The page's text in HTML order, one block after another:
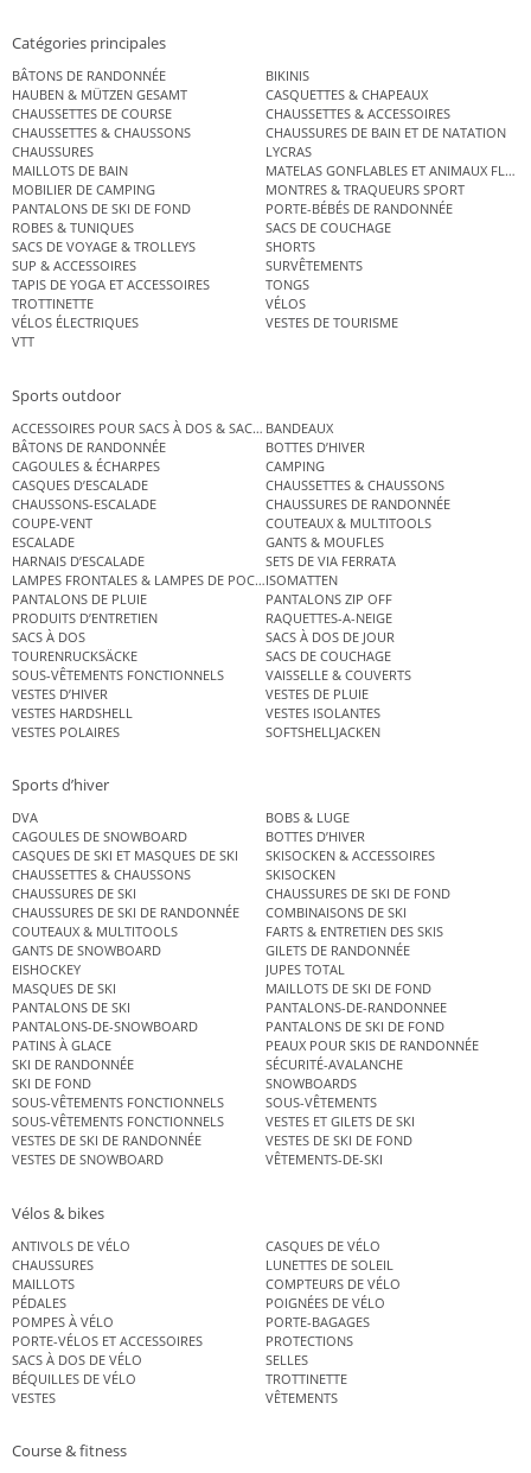
Catégories principales
BÂTONS DE RANDONNÉE
BIKINIS
HAUBEN & MÜTZEN GESAMT
CASQUETTES & CHAPEAUX
CHAUSSETTES DE COURSE
CHAUSSETTES & ACCESSOIRES
CHAUSSETTES & CHAUSSONS
CHAUSSURES DE BAIN ET DE NATATION
CHAUSSURES
LYCRAS
MAILLOTS DE BAIN
MATELAS GONFLABLES ET ANIMAUX
MOBILIER DE CAMPING
MONTRES & TRAQUEURS SPORT
PANTALONS DE SKI DE FOND
PORTE-BÉBÉS DE RANDONNÉE
ROBES & TUNIQUES
SACS DE COUCHAGE
SACS DE VOYAGE & TROLLEYS
SHORTS
SUP & ACCESSOIRES
SURVÊTEMENTS
TAPIS DE YOGA ET ACCESSOIRES
TONGS
TROTTINETTE
VÉLOS
VÉLOS ÉLECTRIQUES
VESTES DE TOURISME
VTT
Sports outdoor
ACCESSOIRES POUR SACS À DOS & SACS ÉTANCHES
BANDEAUX
BÂTONS DE RANDONNÉE
BOTTES D’HIVER
CAGOULES & ÉCHARPES
CAMPING
CASQUES D’ESCALADE
CHAUSSETTES & CHAUSSONS
CHAUSSONS-ESCALADE
CHAUSSURES DE RANDONNÉE
COUPE-VENT
COUTEAUX & MULTITOOLS
ESCALADE
GANTS & MOUFLES
HARNAIS D’ESCALADE
SETS DE VIA FERRATA
LAMPES FRONTALES & LAMPES DE POCHEISOMATTEN
PANTALONS DE PLUIE
PANTALONS ZIP OFF
PRODUITS D’ENTRETIEN
RAQUETTES-A-NEIGE
SACS À DOS
SACS À DOS DE JOUR
TOURENRUCKSÄCKE
SACS DE COUCHAGE
SOUS-VÊTEMENTS FONCTIONNELS
VAISSELLE & COUVERTS
VESTES D’HIVER
VESTES DE PLUIE
VESTES HARDSHELL
VESTES ISOLANTES
VESTES POLAIRES
SOFTSHELLJACKEN
Sports d’hiver
DVA
BOBS & LUGE
CAGOULES DE SNOWBOARD
BOTTES D’HIVER
CASQUES DE SKI ET MASQUES DE SKI
SKISOCKEN & ACCESSOIRES
CHAUSSETTES & CHAUSSONS
SKISOCKEN
CHAUSSURES DE SKI
CHAUSSURES DE SKI DE FOND
CHAUSSURES DE SKI DE RANDONNÉE
COMBINAISONS DE SKI
COUTEAUX & MULTITOOLS
FARTS & ENTRETIEN DES SKIS
GANTS DE SNOWBOARD
GILETS DE RANDONNÉE
EISHOCKEY
JUPES TOTAL
MASQUES DE SKI
MAILLOTS DE SKI DE FOND
PANTALONS DE SKI
PANTALONS-DE-RANDONNEE
PANTALONS-DE-SNOWBOARD
PANTALONS DE SKI DE FOND
PATINS À GLACE
PEAUX POUR SKIS DE RANDONNÉE
SKI DE RANDONNÉE
SÉCURITÉ-AVALANCHE
SKI DE FOND
SNOWBOARDS
SOUS-VÊTEMENTS FONCTIONNELS
SOUS-VÊTEMENTS
SOUS-VÊTEMENTS FONCTIONNELS
VESTES ET GILETS DE SKI
VESTES DE SKI DE RANDONNÉE
VESTES DE SKI DE FOND
VESTES DE SNOWBOARD
VÊTEMENTS-DE-SKI
Vélos & bikes
ANTIVOLS DE VÉLO
CASQUES DE VÉLO
CHAUSSURES
LUNETTES DE SOLEIL
MAILLOTS
COMPTEURS DE VÉLO
PÉDALES
POIGNÉES DE VÉLO
POMPES À VÉLO
PORTE-BAGAGES
PORTE-VÉLOS ET ACCESSOIRES
PROTECTIONS
SACS À DOS DE VÉLO
SELLES
BÉQUILLES DE VÉLO
TROTTINETTE
VESTES
VÊTEMENTS
Course & fitness